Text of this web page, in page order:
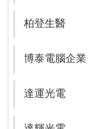
柏登生醫
博泰電腦企業
達運光電